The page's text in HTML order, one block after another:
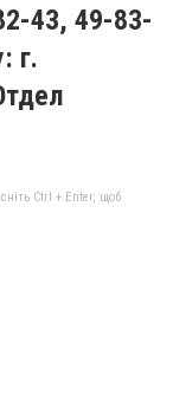
43, 49-83-
г.
Ctrl + Enter, щоб